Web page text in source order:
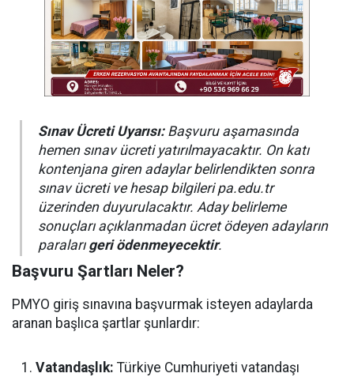
Sınav Ücreti Uyarısı:Başvuru aşamasında
hemen sınav ücreti yatırılmayacaktır. On katı
kontenjana giren adaylar belirlendikten sonra
sınav ücreti ve hesap bilgileri pa.edu.tr
üzerinden duyurulacaktır. Aday belirleme
sonuçları açıklanmadan ücret ödeyen adayların
paraları geri ödenmeyecektir.
Başvuru Şartları Neler?
PMYO giriş sınavına başvurmak isteyen adaylarda
aranan başlıca şartlar şunlardır:
Vatandaşlık: Türkiye Cumhuriyeti vatandaşı